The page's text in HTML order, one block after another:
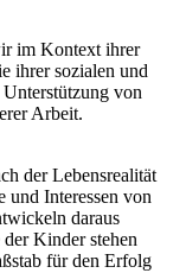
im Kontext ihrer
ihrer sozialen und
von
Arbeit.
der Lebensrealität
und Interessen von
daraus
Kinder stehen
für den Erfolg